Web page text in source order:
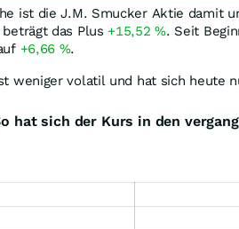
ist die J.M. Smucker Aktie damit
das Plus +15,52%. Seit
+6,66 %.
weniger volatil und hat sich heute
hat sich der Kurs in den